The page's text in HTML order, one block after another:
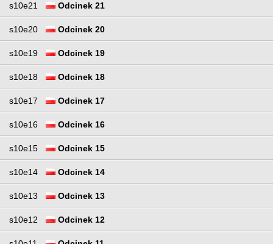
s10e21 Odcinek 21
s10e20 Odcinek 20
s10e19 Odcinek 19
s10e18 Odcinek 18
s10e17 Odcinek 17
s10e16 Odcinek 16
s10e15 Odcinek 15
s10e14 Odcinek 14
s10e13 Odcinek 13
s10e12 Odcinek 12